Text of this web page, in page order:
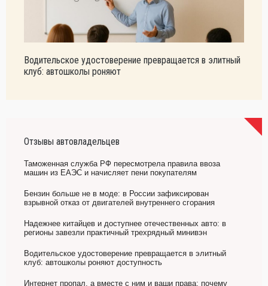
Водительское удостоверение превращается в элитный
клуб: автошколы роняют
Отзывы автовладельцев
Таможенная служба РФ пересмотрела правила ввоза
машин из ЕАЭС и начисляет пени покупателям
Бензин больше не в моде: в России зафиксирован
взрывной отказ от двигателей внутреннего сгорания
Надежнее китайцев и доступнее отечественных авто: в
регионы завезли практичный трехрядный минивэн
Водительское удостоверение превращается в элитный
клуб: автошколы роняют доступность
Интернет пропал, а вместе с ним и ваши права: почему